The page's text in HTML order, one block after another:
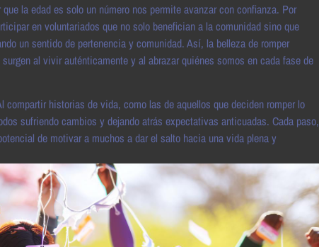
la edad es solo un número nos permite avanzar con confianza. Por
en voluntariados que no solo benefician a la comunidad sino que
un sentido de pertenencia y comunidad. Así, la belleza de romper
al vivir auténticamente y al abrazar quiénes somos en cada fase de
historias de vida, como las de aquellos que deciden romper lo
sufriendo cambios y dejando atrás expectativas anticuadas. Cada paso,
de motivar a muchos a dar el salto hacia una vida plena y